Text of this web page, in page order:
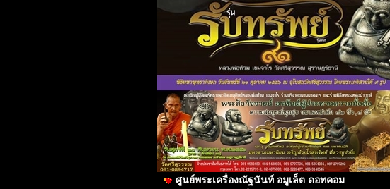
ศูนย์พระเครื่องณัฐนันท์ อมูเล็ต ดอทคอม